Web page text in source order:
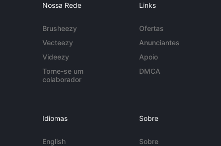
Nossa Rede
Brusheezy
Vecteezy
Videezy
Torne-se um
colaborador
Links
Ofertas
Anunciantes
Apoio
DMCA
Idiomas
English
Sobre
Sobre